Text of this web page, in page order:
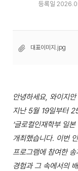
등록일
대표이미지.jpg
안녕하세요, 와이지
지난 5월 19일부터
‘글로컬인재학부 일
개최했습니다. 이번
프로그램에 참여한
경험과 그 속에서의